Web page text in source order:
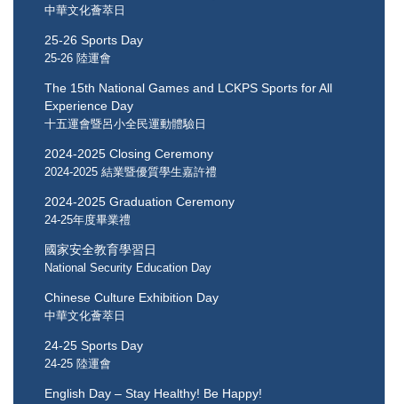
中華文化薈萃日
25-26 Sports Day
25-26 陸運會
The 15th National Games and LCKPS Sports for All
Experience Day
十五運會暨呂小全民運動體驗日
2024-2025 Closing Ceremony
2024-2025 結業暨優質學生嘉許禮
2024-2025 Graduation Ceremony
24-25年度畢業禮
國家安全教育學習日
National Security Education Day
Chinese Culture Exhibition Day
中華文化薈萃日
24-25 Sports Day
24-25 陸運會
English Day – Stay Healthy! Be Happy!